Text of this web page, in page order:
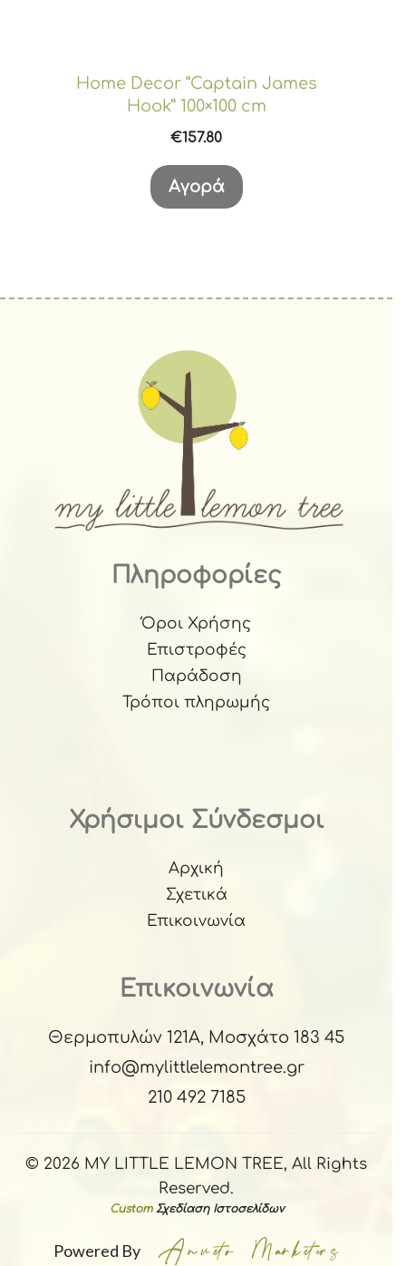
Home Decor “Captain James
Hook” 100×100 cm
€157.80
Αγορά
Πληροφορίες
Όροι Χρήσης
Επιστροφές
Παράδοση
Τρόποι πληρωμής
Χρήσιμοι Σύνδεσμοι
Αρχική
Σχετικά
Επικοινωνία
Επικοινωνία
Θερμοπυλών 121Α, Μοσχάτο 183 45
info@mylittlelemontree.gr
210 492 7185
© 2026 MY LITTLE LEMON TREE, All Rights
Reserved.
Custom Σχεδίαση Ιστοσελίδων
Powered By